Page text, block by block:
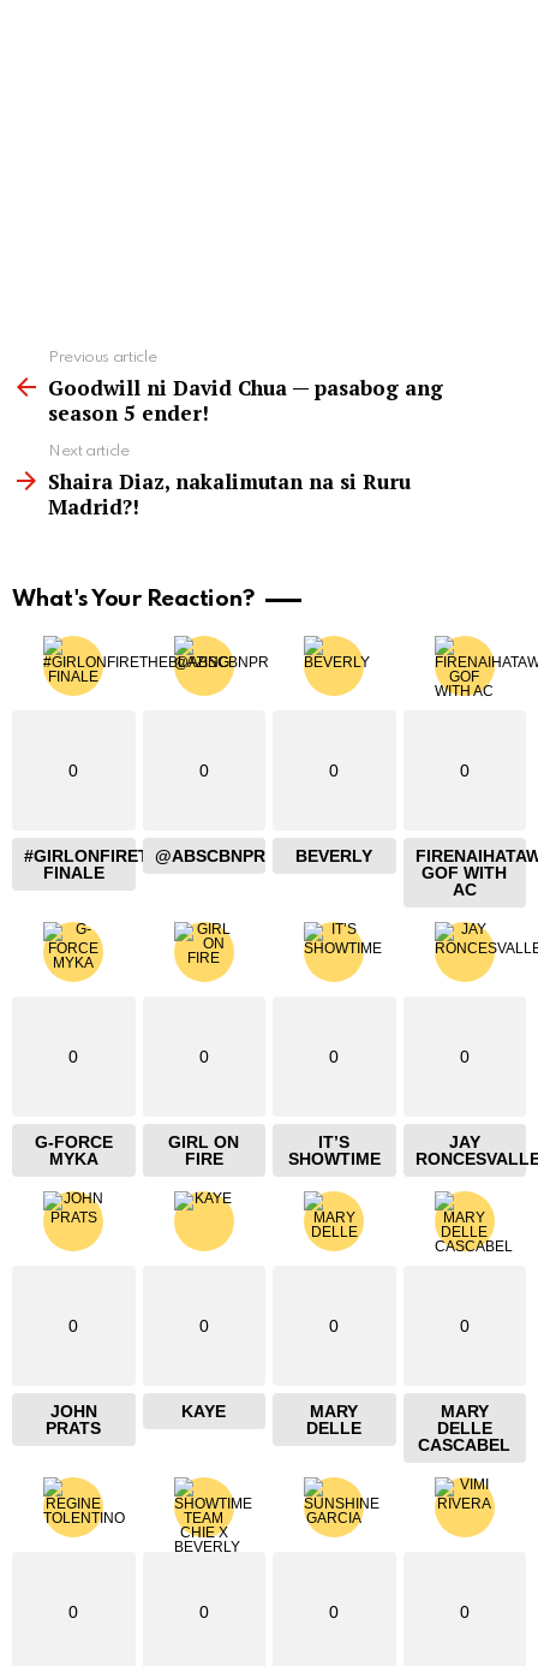
more
Previous article
Goodwill ni David Chua — pasabog ang
season 5 ender!
Next article
Shaira Diaz, nakalimutan na si Ruru
Madrid?!
What's Your Reaction?
0
#GIRLONFIRETHEBLAZING
FINALE
0
@ABSCBNPR
0
BEVERLY
0
GOF WITH
AC
0
G-FORCE
MYKA
0
GIRL ON
FIRE
0
IT’S
SHOWTIME
0
JAY
0
JOHN
PRATS
0
KAYE
0
MARY
DELLE
0
MARY
DELLE
CASCABEL
0 0 0 0